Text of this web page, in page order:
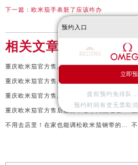
下一篇： 欧米茄手表脏了应该咋办
相关文章
重庆欧米茄官方售后服务中心｜最新地址及官方服务热线权威信息公示（2026年7月最新）
重庆欧米茄官方售后服务中心｜最新地址及售后服务热线权威信息公示（2026年6月最新）
预约入口
立即
提前预约免排队
预约时间有变无需取